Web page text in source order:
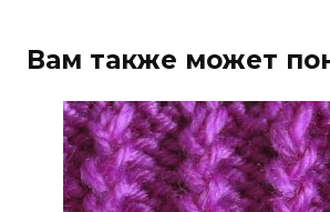
Вам также может